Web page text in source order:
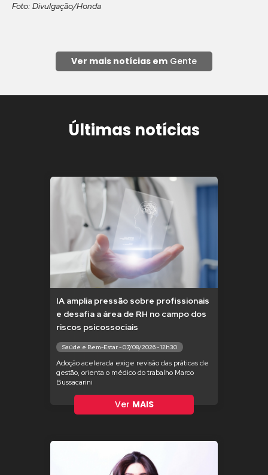
Foto: Divulgação/Honda
Ver mais notícias em Gente
Últimas notícias
IA amplia pressão sobre profissionais
e desafia a área de RH no campo dos
riscos psicossociais
Saúde e Bem-Estar - 07/08/2026 - 12h30
Adoção acelerada exige revisão das práticas de
gestão, orienta o médico do trabalho Marco
Bussacarini
Ver MAIS